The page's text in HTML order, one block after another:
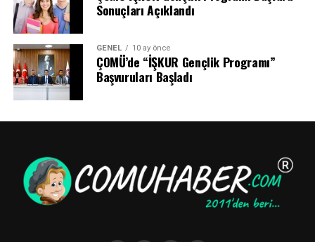
Sonuçları Açıklandı
GENEL 10 ay önce
ÇOMÜ’de “İŞKUR Gençlik Programı”
Başvuruları Başladı